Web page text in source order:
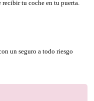
tu coche en tu puerta.
un seguro a todo riesgo